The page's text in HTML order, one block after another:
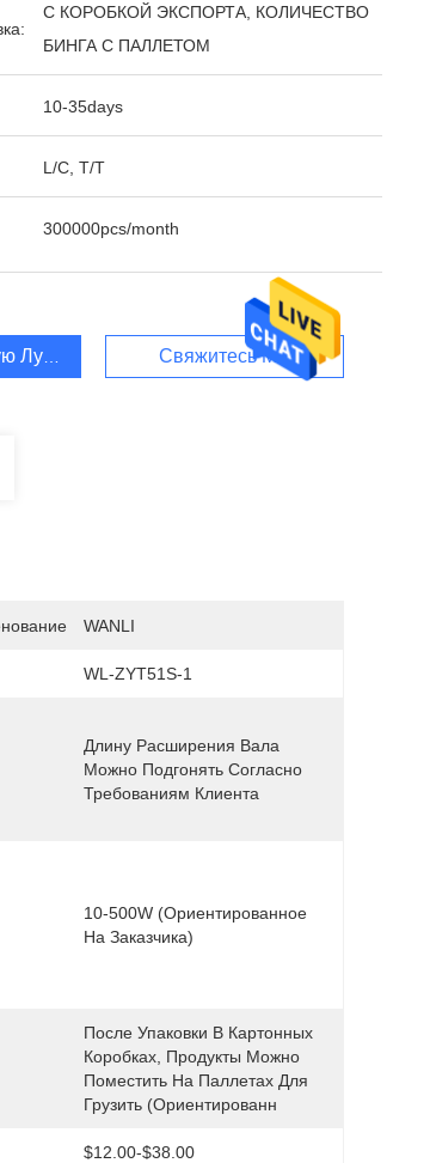
С КОРОБКОЙ ЭКСПОРТА, КОЛИЧЕСТВО
БИНГА С ПАЛЛЕТОМ
10-35days
L/C, T/T
300000pcs/month
Лучшую Цену Свяжитесь Мы
WANLI
WL-ZYT51S-1
Длину Расширения Вала
Можно Подгонять Согласно
Требованиям Клиента
10-500W (ориентированное
На Заказчика)
После Упаковки В Картонных
Коробках, Продукты Можно
Поместить На Паллетах Для
Грузить (ориентированн
$12.00-$38.00